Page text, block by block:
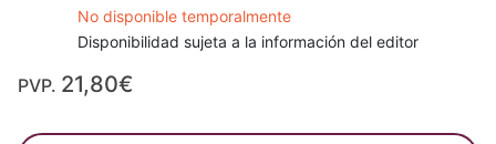
No disponible temporalmente
Disponibilidad sujeta a la información del editor
PVP. 21,80€